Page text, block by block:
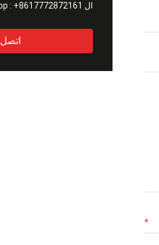
ال WhatsApp : +8617772872161
اتصل